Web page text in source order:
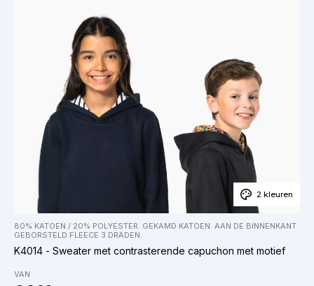
2 kleuren
80% KATOEN / 20% POLYESTER. GEKAMD KATOEN. AAN DE BINNENKANT
GEBORSTELD FLEECE 3 DRADEN.
K4014 - Sweater met contrasterende capuchon met motief
VAN